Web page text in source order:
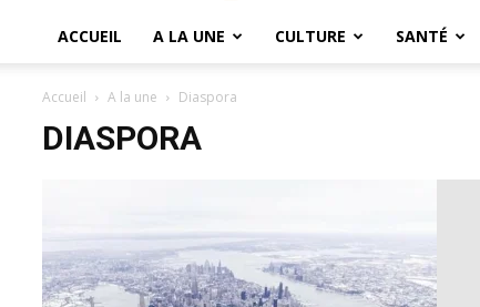
ACCUEIL A LA UNE CULTURE SANTÉ
Accueil A la une Diaspora
DIASPORA